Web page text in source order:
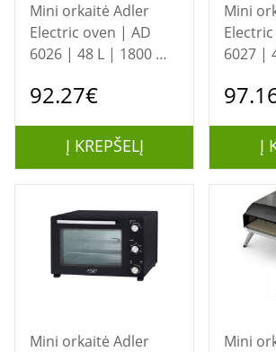
Mini orkaitė Adler
Electric oven | AD
6026 | 48 L | 1800 W
92.27€
Į KREPŠELĮ
Mini
6027 |
Į
Mini orkaitė Adler
Mini orkaitė